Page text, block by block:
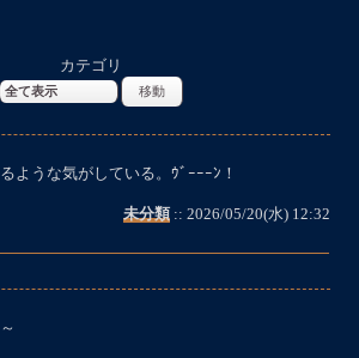
カテゴリ
ような気がしている。ｳﾞｰｰｰﾝ！
未分類:: 2026/05/20(水) 12:32